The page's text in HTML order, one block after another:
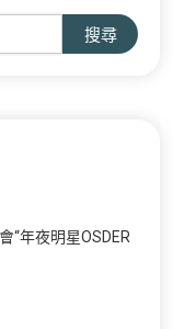
搜尋
“年夜明星OSDER